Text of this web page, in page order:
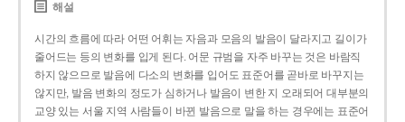
해설
시간의 흐름에 따라 어떤 어휘는 자음과 모음의 발음이 달라지고 길이가
줄어드는 등의 변화를 입게 된다. 어문 규범을 자주 바꾸는 것은 바람직
하지 않으므로 발음에 다소의 변화를 입어도 표준어를 곧바로 바꾸지는
않지만, 발음 변화의 정도가 심하거나 발음이 변한 지 오래되어 대부분의
교양 있는 서울 지역 사람들이 바뀐 발음으로 말을 하는 경우에는 표준어